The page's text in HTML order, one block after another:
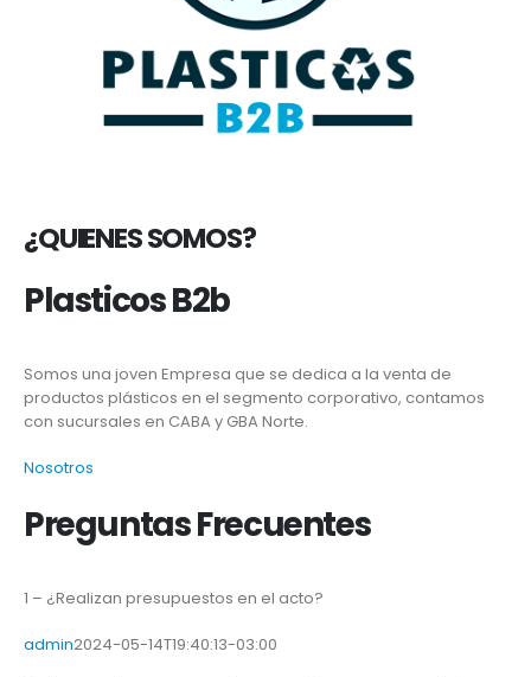
¿QUIENES SOMOS?
Plasticos B2b
Somos una joven Empresa que se dedica a la venta de
productos plásticos en el segmento corporativo, contamos
con sucursales en CABA y GBA Norte.
Nosotros
Preguntas Frecuentes
1 – ¿Realizan presupuestos en el acto?
admin2024-05-14T19:40:13-03:00